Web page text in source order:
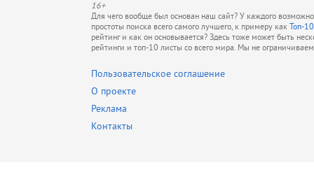
16+
Для чего вообще был основан наш сайт? У каждого
простоты поиска всего самого лучшего, к примеру как Топ-
рейтинг и как он основывается? Здесь тоже может быть
рейтинги и топ-10 листы со всего мира. Мы не
Пользовательское соглашение
О проекте
Реклама
Контакты